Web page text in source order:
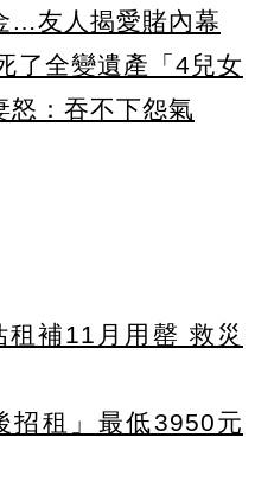
…友人揭愛賭內幕
了全變遺產「4兒女
：吞不下怨氣
補11月用罄 救災
招租」最低3950元